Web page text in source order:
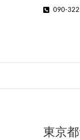
090-
東京